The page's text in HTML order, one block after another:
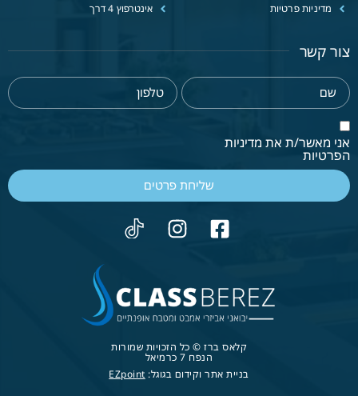
מדיניות פרטיות
אינטרפוץ 4 דרך
צור קשר
אני מאשר/ת את מדיניות
הפרטיות
שליחת פרטים
קלאס ברז © כל הזכויות שמורות
הנפח 7 כרמיאל
בניית אתר וקידום בגוגל: EZpoint